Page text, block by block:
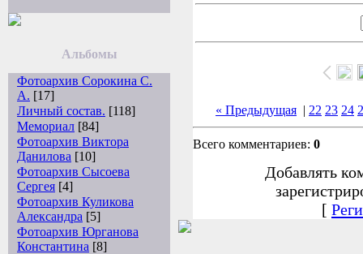
Альбомы
Фотоархив Сорокина С.
А. [17]
Личный состав. [118]
Мемориал [84]
Фотоархив Виктора
Данилова [10]
Фотоархив Сысоева
Сергея [4]
Фотоархив Куликова
Александра [5]
Фотоархив Юрганова
Константина [8]
« Предыдущая | 22 23 24
Всего комментариев: 0
Добавлять
[